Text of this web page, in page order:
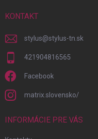
KONTAKT
stylus@stylus-tn.sk
421904816565
Facebook
matrix.slovensko/
INFORMÁCIE PRE VÁS